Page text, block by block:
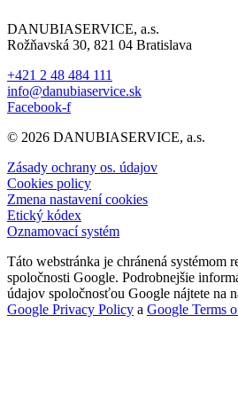
DANUBIASERVICE, a.s.
Rožňavská 30, 821 04 Bratislava
+421 2 48 484 111
info@danubiaservice.sk
Facebook-f
© 2026 DANUBIASERVICE, a.s.
Zásady ochrany os. údajov
Cookies policy
Zmena nastavení cookies
Etický kódex
Oznamovací systém
Táto webstránka je chránená systémom
spoločnosti Google. Podrobnejšie
údajov spoločnosťou Google nájtete na
Google Privacy Policy a Google Terms